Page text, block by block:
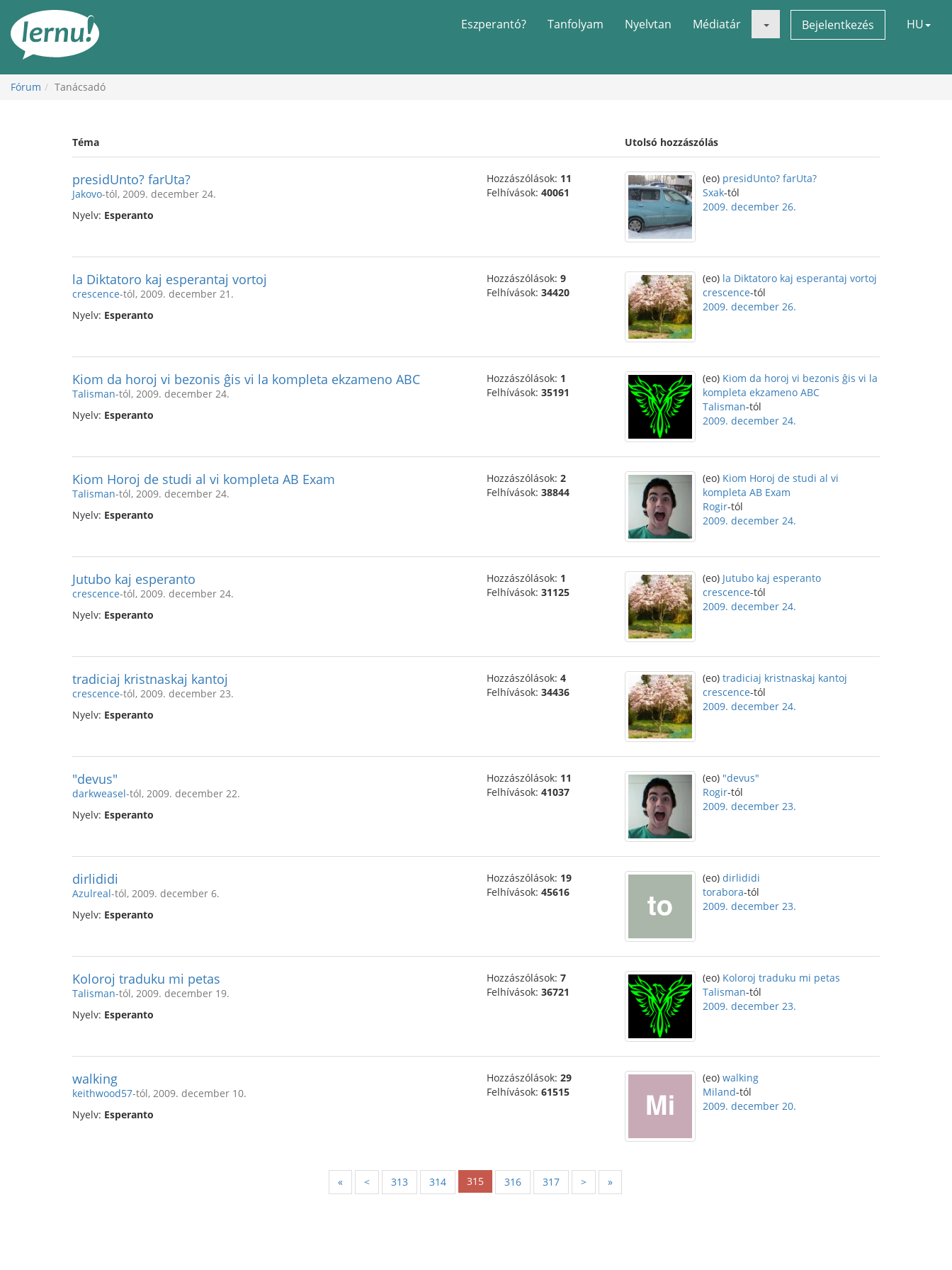
Eszperantó? Tanfolyam Nyelvtan Médiatár Bejelentkezés HU
Fórum Tanácsadó
Téma Utolsó hozzászólás
presidUnto? farUta?
Jakovo-tól, 2009. december 24.
Nyelv: Esperanto
Hozzászólások: 11
Felhívások: 40061
(eo) presidUnto? farUta?
Sxak-tól
2009. december 26.
la Diktatoro kaj esperantaj vortoj
crescence-tól, 2009. december 21.
Nyelv: Esperanto
Hozzászólások: 9
Felhívások: 34420
(eo) la Diktatoro kaj esperantaj vortoj
crescence-tól
2009. december 26.
Kiom da horoj vi bezonis ĝis vi la kompleta ekzameno ABC
Talisman-tól, 2009. december 24.
Nyelv: Esperanto
Hozzászólások: 1
Felhívások: 35191
(eo) Kiom da horoj vi bezonis ĝis vi la
kompleta ekzameno ABC
Talisman-tól
2009. december 24.
Kiom Horoj de studi al vi kompleta AB Exam
Talisman-tól, 2009. december 24.
Nyelv: Esperanto
Hozzászólások: 2
Felhívások: 38844
(eo) Kiom Horoj de studi al vi
kompleta AB Exam
Rogir-tól
2009. december 24.
Jutubo kaj esperanto
crescence-tól, 2009. december 24.
Nyelv: Esperanto
Hozzászólások: 1
Felhívások: 31125
(eo) Jutubo kaj esperanto
crescence-tól
2009. december 24.
tradiciaj kristnaskaj kantoj
crescence-tól, 2009. december 23.
Nyelv: Esperanto
Hozzászólások: 4
Felhívások: 34436
(eo) tradiciaj kristnaskaj kantoj
crescence-tól
2009. december 24.
"devus"
darkweasel-tól, 2009. december 22.
Nyelv: Esperanto
Hozzászólások: 11
Felhívások: 41037
(eo) "devus"
Rogir-tól
2009. december 23.
dirlididi
Azulreal-tól, 2009. december 6.
Nyelv: Esperanto
Hozzászólások: 19
Felhívások: 45616
(eo) dirlididi
torabora-tól
2009. december 23.
Koloroj traduku mi petas
Talisman-tól, 2009. december 19.
Nyelv: Esperanto
Hozzászólások: 7
Felhívások: 36721
(eo) Koloroj traduku mi petas
Talisman-tól
2009. december 23.
walking
keithwood57-tól, 2009. december 10.
Nyelv: Esperanto
Hozzászólások: 29
Felhívások: 61515
(eo) walking
Miland-tól
2009. december 20.
« < 313 314 315 316 317 > »